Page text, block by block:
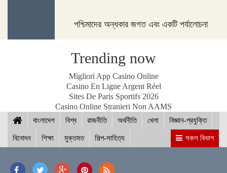
নীলফামারীতে ১৫০ জন নারীর মধ্যে সঞ্চয়ের চেক বিতরণ
আইসিসি জুন মাসের সেরার দৌড়ে রোহিত-বুমরাহ ও গুরবাজ
পশ্চিমাদের অন্ধকার জগত এবং একটি পর্যালোচনা
Trending now
Migliori App Casino Online
Casino En Ligne Argent Réel
Sites De Paris Sportifs 2026
Casino Online Stranieri Non AAMS
বাংলাদেশ বিশ্ব রাজনীতি অর্থনীতি খেলা বিজ্ঞান-প্রযুক্তি
বিনোদন শিক্ষা মুক্তমত শিল্প-সাহিত্য সকল বিভাগ